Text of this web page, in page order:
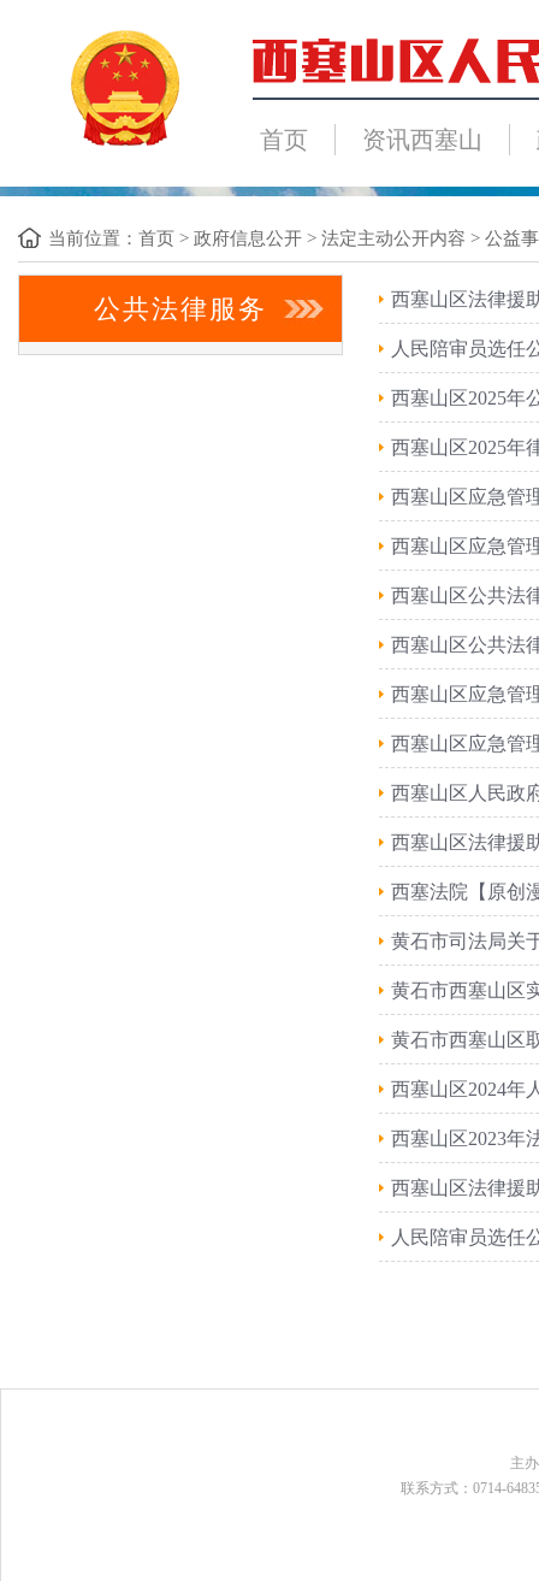
首页 资讯西塞山
当前位置： 首页 > 政府信息公开 > 法定主动公开内容 > 公益
公共法律服务 西塞山区法律援
人民陪审员选任
西塞山区2025年
西塞山区2025年
西塞山区应急管
西塞山区应急管
西塞山区公共法
西塞山区公共法
西塞山区应急管
西塞山区应急管
西塞山区人民政
西塞山区法律援
西塞法院【原创
黄石市司法局关
黄石市西塞山区
黄石市西塞山区
西塞山区2024年
西塞山区2023年
西塞山区法律援
人民陪审员选任
主
联系方式：0714-